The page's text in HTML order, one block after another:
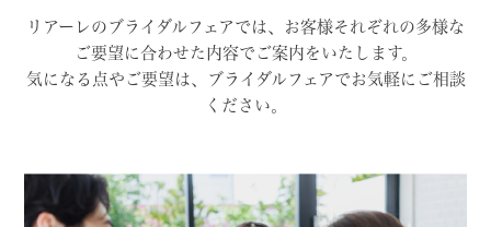
リアーレのブライダルフェアでは、お客様それぞれの多様な
ご要望に合わせた内容でご案内をいたします。
気になる点やご要望は、ブライダルフェアでお気軽にご相談
ください。